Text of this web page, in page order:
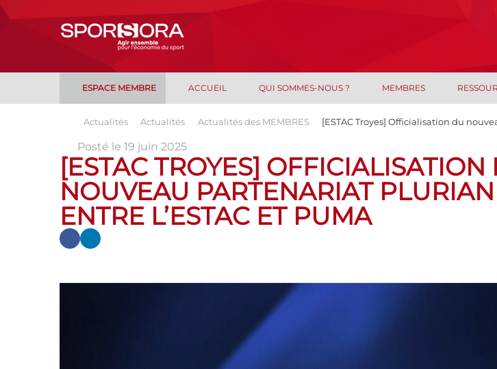
ESPACE MEMBRE ACCUEIL QUI SOMMES-NOUS ? MEMBRES
Actualités Actualités Actualités des MEMBRES [ESTAC Troyes] Officialisation du
Posté le 19 juin 2025
[ESTAC TROYES] OFFICIALISATION
NOUVEAU PARTENARIAT
ENTRE L’ESTAC ET PUMA